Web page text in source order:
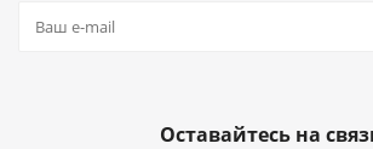
Оставайтесь на